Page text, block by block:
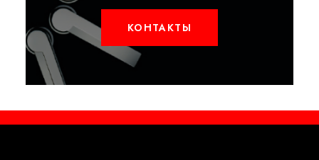
КОНТАКТЫ